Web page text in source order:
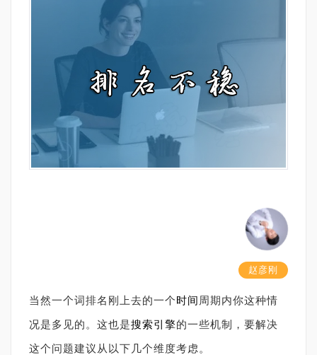
赵彦刚
当然一个词排名刚上去的一个时间 周期内你这种情
况是多见的。这也是搜索引擎的一些机制，要解决
这个问题建议从以下几个维度考虑。